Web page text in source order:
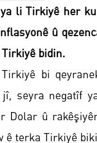
li Tirkiyê her
û
bidin.
bi
seyra negatîf
û
ê terka Tirkiyê